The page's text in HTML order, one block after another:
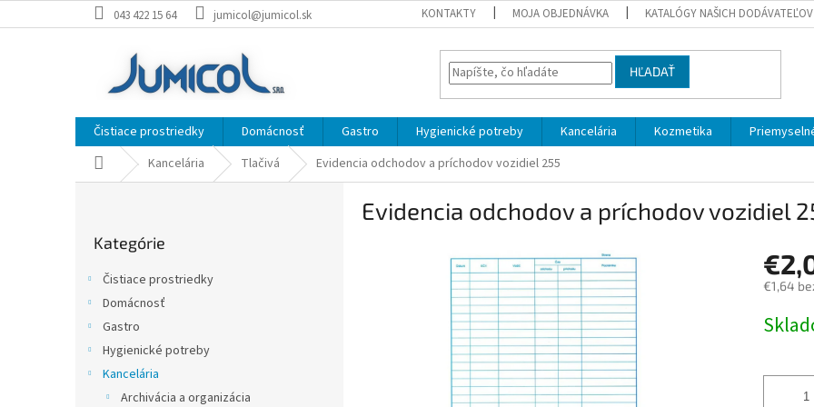
na
043 422 15 64 jumicol@jumicol.sk KONTAKTY MOJA OBJEDNÁVKA KATALÓGY NAŠICH DODÁVATEĽOV
HĽADAŤ
Čistiace prostriedky Domácnosť Gastro Hygienické potreby Kancelária Kozmetika
DomovKancelária Tlačivá Evidencia odchodov a príchodov vozidiel 255
kategórie
Kategórie
Čistiace prostriedky
Domácnosť
Gastro
Hygienické potreby
Kancelária
Archivácia a organizácia
Evidencia odchodov a príchodov vozidiel
€1,64
cena: